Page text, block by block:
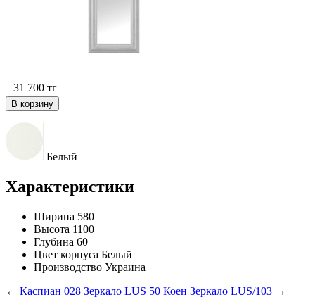
31 700 тг
В корзину
Белый
Характеристики
Ширина 580
Высота 1100
Глубина 60
Цвет корпуса Белый
Производство Украина
← Каспиан 028 Зеркало LUS 50 Коен Зеркало LUS/103 →